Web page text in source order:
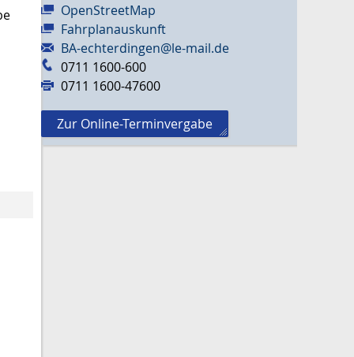
OpenStreetMap
Fahrplanauskunft
BA-echterdingen@le-mail.de
0711 1600-600
0711 1600-47600
Zur Online-Terminvergabe